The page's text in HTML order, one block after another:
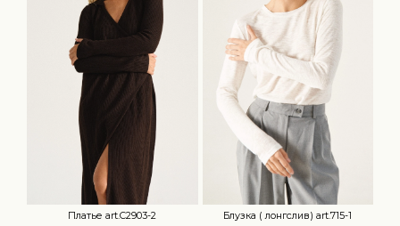
Платье art.C2903-2
Блузка ( лонгслив) art.715-1